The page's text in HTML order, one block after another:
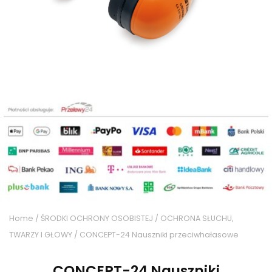
Home / ŚRODKI OCHRONY OSOBISTEJ / OCHRONA SŁUCHU,
TWARZY I GŁOWY / CONCEPT-24 Nauszniki przeciwhałasowe